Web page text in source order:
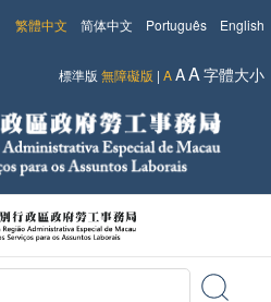
English
Português
简体中文
繁體中文
標準版 無障礙版 | AAA字體大小